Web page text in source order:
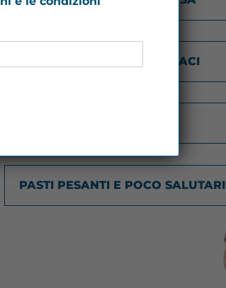
USO FREQUENTE DI FARMACI
PASTI PESANTI E POCO SALUTARI